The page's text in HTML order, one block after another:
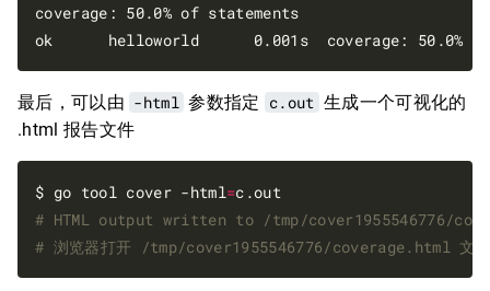
coverage: 50.0% of statements
最后，可以由 -html 参数指定 c.out 生成一个可视化的
.html 报告文件
$ go tool cover -html=
c.out
# HTML output written to /tmp/cover1955546776/
# 浏览器打开 /tmp/cover1955546776/coverage.html 文件